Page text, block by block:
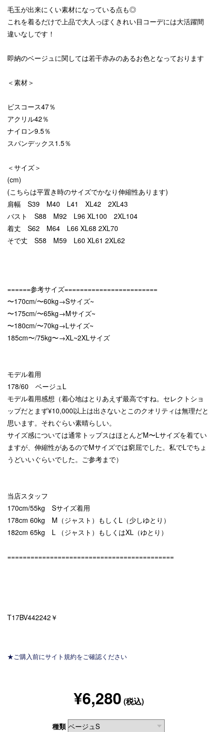
毛玉が出来にくい素材になっている点も◎
これを着るだけで上品で大人っぽくきれい目コーデには大活躍間
違いなしです！
即納のベージュに関しては若干赤みのあるお色となっております
＜素材＞
ビスコース47％
アクリル42％
ナイロン9.5％
スパンデックス1.5％
＜サイズ＞
(cm)
(こちらは平置き時のサイズでかなり伸縮性あります)
肩幅 S39 M40 L41 XL42 2XL43
バスト S88 M92 L96 XL100 2XL104
着丈 S62 M64 L66 XL68 2XL70
そで丈 S58 M59 L60 XL61 2XL62
======参考サイズ========================
〜170cm/〜60kg→Sサイズ~
〜175cm/〜65kg→Mサイズ~
〜180cm/〜70kg→Lサイズ~
185cm〜/75kg〜→XL~2XLサイズ
モデル着用
178/60 ベージュL
モデル着用感想（着心地はとりあえず最高ですね。セレクトショ
ップだとまず¥10,000以上は出さないとこのクオリティは無理だと
思います。それぐらい素晴らしい。
サイズ感については通常トップスはほとんどM〜Lサイズを着てい
ますが、伸縮性があるのでMサイズでは窮屈でした。私でLでちょ
うどいいぐらいでした。ご参考まで）
当店スタッフ
170cm/55kg Sサイズ着用
178cm 60kg M（ジャスト）もしくL（少しゆとり）
182cm 65kg L （ジャスト）もしくはXL（ゆとり）
===========================================
T17BV442242￥
★ご購入前にサイト規約をご確認ください
¥6,280 (税込)
種類